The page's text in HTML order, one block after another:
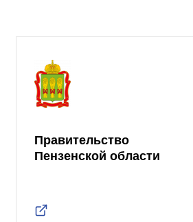
Правительство
Пензенской области